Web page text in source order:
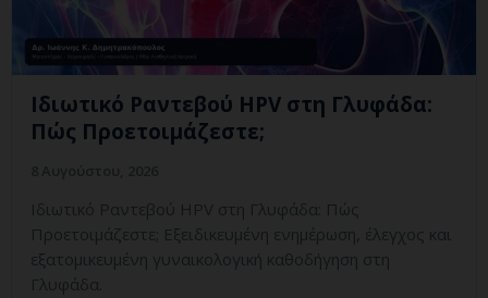
Ιδιωτικό Ραντεβού HPV στη Γλυφάδα:
Πώς Προετοιμάζεστε;
Ιδιωτικό Ραντεβού HPV στη Γλυφάδα: Πώς
Προετοιμάζεστε; Εξειδικευμένη ενημέρωση, έλεγχος και
εξατομικευμένη γυναικολογική καθοδήγηση στη
Γλυφάδα.